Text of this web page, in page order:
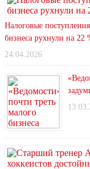
Налоговые
бизнеса рухнули на 22
24.04.2026